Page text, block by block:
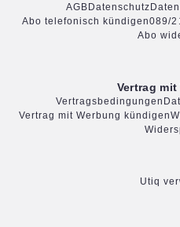
AGB Datenschutz
Abo telefonisch kündigen089/
Abo
Vertrag
Vertragsbedingungen
Vertrag mit Werbung kündigen
Utiq